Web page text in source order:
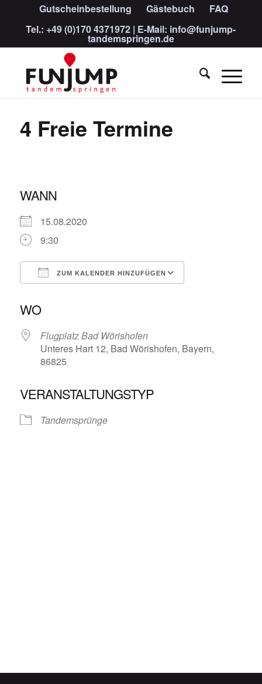
Gutscheinbestellung Gästebuch
FAQ
Tel.: +49 (0)170 4371972 | E-Mail: info@funjump-
tandemspringen.de
4 Freie Termine
WANN
15.08.2020
9:30
ZUM KALENDER HINZUFÜGEN
WO
Flugplatz Bad Wörishofen
Unteres Hart 12, Bad Wörishofen, Bayern,
86825
VERANSTALTUNGSTYP
Tandemsprünge